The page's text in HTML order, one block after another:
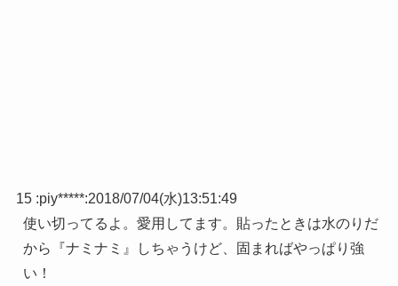
15 :piy*****:2018/07/04(水)13:51:49
使い切ってるよ。愛用してます。貼ったときは水のりだ
から『ナミナミ』しちゃうけど、固まればやっぱり強
い！